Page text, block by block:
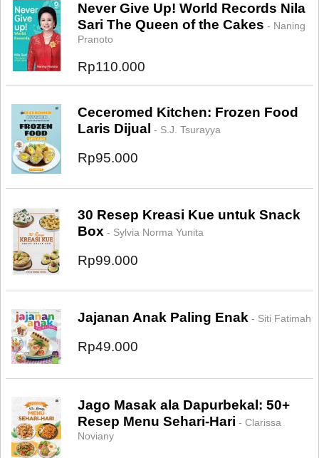
Never Give Up! World Records Nila
Sari The Queen of the Cakes - Naning
Pranoto
Rp110.000
Ceceromed Kitchen: Frozen Food
Laris Dijual - S.J. Tsurayya
Rp95.000
30 Resep Kreasi Kue untuk Snack
Box - Sylvia Norma Yunita
Rp99.000
Jajanan Anak Paling Enak - Siti Fatimah
Rp49.000
Jago Masak ala Dapurbekal: 50+
Resep Menu Sehari-Hari - Clarissa
Noviany